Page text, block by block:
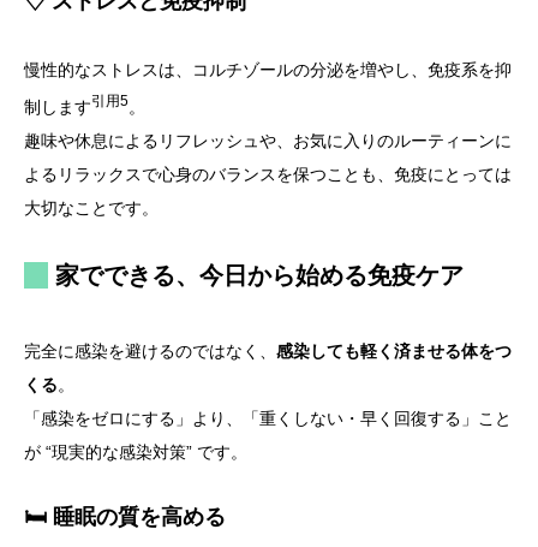
慢性的なストレスは、コルチゾールの分泌を増やし、免疫系を抑
制します引用5。
趣味や休息によるリフレッシュや、お気に入りのルーティーンに
よるリラックスで心身のバランスを保つことも、免疫にとっては
大切なことです。
家でできる、今日から始める免疫ケア
完全に感染を避けるのではなく、 感染しても軽く済ませる体をつ
くる。
「感染をゼロにする」より、「重くしない・早く回復する」こと
が “現実的な感染対策” です。
🛏 睡眠の質を高める